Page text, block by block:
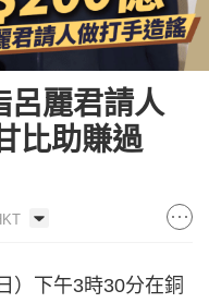
呂麗君請人
比助賺過
）下午3時30分在銅